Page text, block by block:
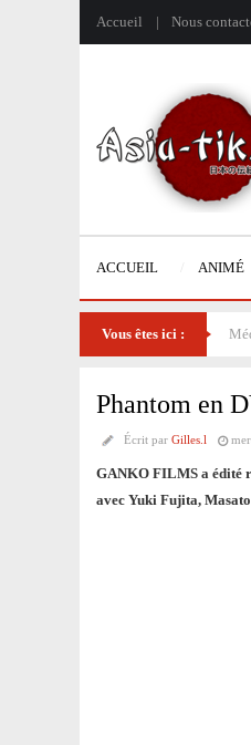
Accueil Nous
ACCUEIL ANIMÉ
Vous êtes ici :
Phantom en
Écrit par Gilles.l
GANKO FILMS a édité
avec Yuki Fujita,